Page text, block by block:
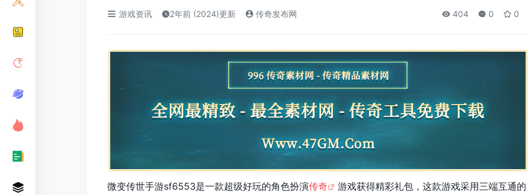
游戏资讯 2年前 (2024)更新 传奇发布网 404 0 0
微变传世手游sf6553是一款超级好玩的角色扮演传奇
游戏获得精彩礼包，这款游戏采用三端互通的